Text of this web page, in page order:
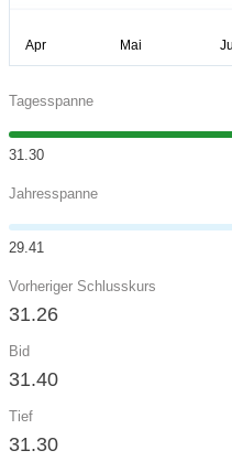
Tagesspanne
31.30
Jahresspanne
29.41
Vorheriger Schlusskurs
31.26
Bid
31.40
Tief
31.30